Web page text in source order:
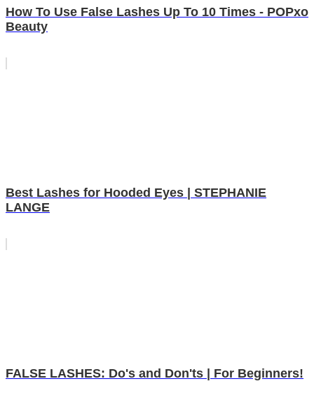
How To Use False Lashes Up To 10 Times - POPxo
Beauty
Best Lashes for Hooded Eyes | STEPHANIE
LANGE
FALSE LASHES: Do's and Don'ts | For Beginners!